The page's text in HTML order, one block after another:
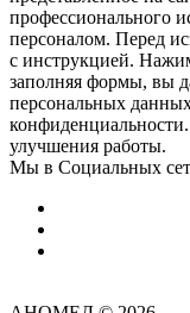
профессионального
персоналом. Перед
с инструкцией.
заполняя формы, вы
персональных
улучшения работы.
Мы в Социальных